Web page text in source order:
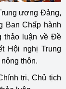
ương Đảng,
Ban Chấp hành
thảo luận về Đề
Hội nghị Trung
thôn.
trị, Chủ tịch